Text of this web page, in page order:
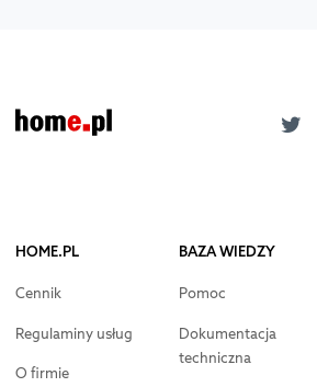
HOME.PL
Cennik
Regulaminy usług
O firmie
BAZA WIEDZY
Pomoc
Dokumentacja
techniczna